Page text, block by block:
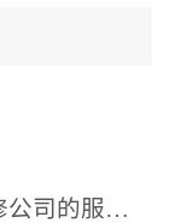
广州复印机维修公司的服务如何?